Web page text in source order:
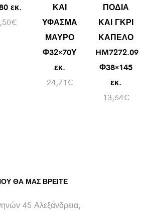
εκ.
€
ΚΑΙ
ΥΦΑΣΜΑ
ΜΑΥΡΟ
Φ32×70Υ
εκ.
24,71€
ΠΟΔΙΑ
ΚΑΙ ΓΚΡΙ
ΚΑΠΕΛΟ
HM7272.09
Φ38×145
εκ.
13,64€
ΘΑ ΜΑΣ ΒΡΕΊΤΕ
45 Αλεξάνδρεια,